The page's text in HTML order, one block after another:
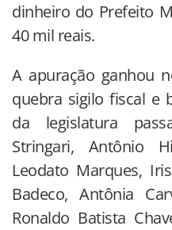
dinheiro do Prefeito
40 mil reais.
A apuração ganhou
quebra sigilo fiscal e
da legislatura
Stringari, Antônio
Leodato Marques,
Badeco, Antônia
Ronaldo Batista